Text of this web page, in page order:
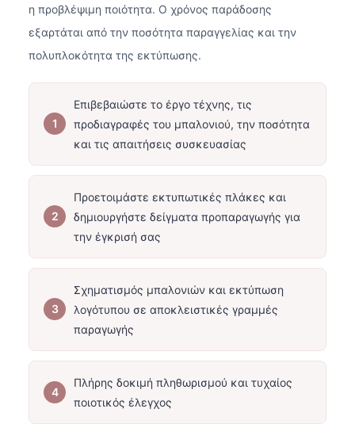
η προβλέψιμη ποιότητα. Ο χρόνος παράδοσης
εξαρτάται από την ποσότητα παραγγελίας και την
πολυπλοκότητα της εκτύπωσης.
Επιβεβαιώστε το έργο τέχνης, τις
προδιαγραφές του μπαλονιού, την ποσότητα
και τις απαιτήσεις συσκευασίας
Προετοιμάστε εκτυπωτικές πλάκες και
δημιουργήστε δείγματα προπαραγωγής για
την έγκρισή σας
Σχηματισμός μπαλονιών και εκτύπωση
λογότυπου σε αποκλειστικές γραμμές
παραγωγής
Πλήρης δοκιμή πληθωρισμού και τυχαίος
ποιοτικός έλεγχος